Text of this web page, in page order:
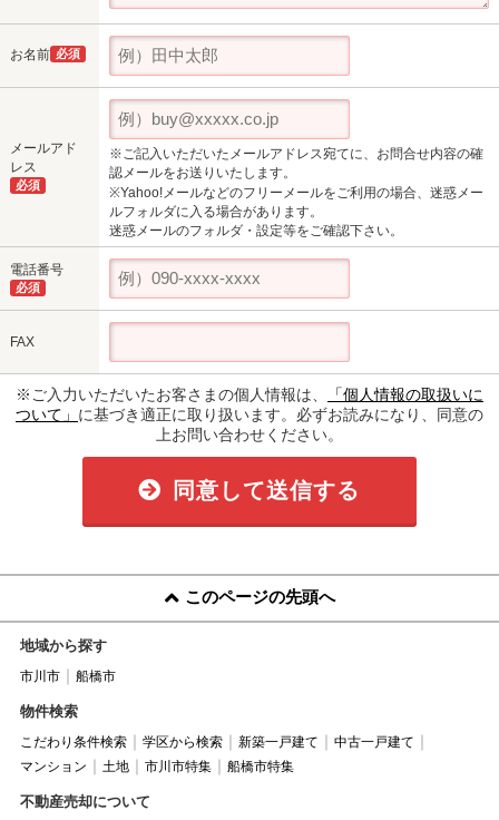
お名前 必須
メールアド
レス
必須
※ご記入いただいたメールアドレス宛てに、お問合せ内容の確
認メールをお送りいたします。
※Yahoo!メールなどのフリーメールをご利用の場合、迷惑メー
ルフォルダに入る場合があります。
迷惑メールのフォルダ・設定等をご確認下さい。
電話番号
必須
FAX
※ご入力いただいたお客さまの個人情報は、
「個人情報の取扱いに
ついて」 に基づき適正に取り扱います。必ずお読みになり、同意の
上お問い合わせください。
同意して送信する
このページの先頭へ
地域から探す
市川市 船橋市
物件検索
こだわり条件検索 学区から検索 新築一戸建て
中古一戸建て
マンション
土地 市川市特集 船橋市特集
不動産売却について